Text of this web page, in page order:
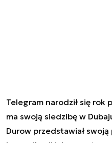
Telegram narodził się rok
ma swoją siedzibę w
Durow przedstawiał